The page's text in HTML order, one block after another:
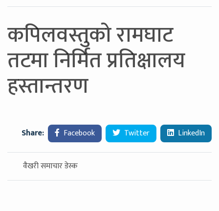
कपिलवस्तुको रामघाट
तटमा निर्मित प्रतिक्षालय
हस्तान्तरण
Share: Facebook Twitter LinkedIn
वैखरी समाचार डेस्क